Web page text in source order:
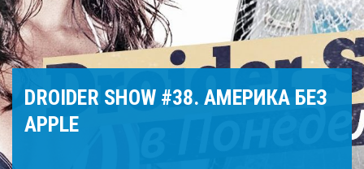
DROIDER SHOW #38. АМЕРИКА БЕЗ
APPLE